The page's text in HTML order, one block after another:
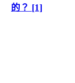
的？ [1]